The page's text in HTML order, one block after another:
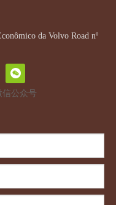
da Volvo Road nº
信公众号